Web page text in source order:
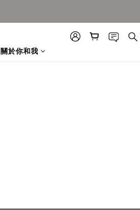
關於你和我